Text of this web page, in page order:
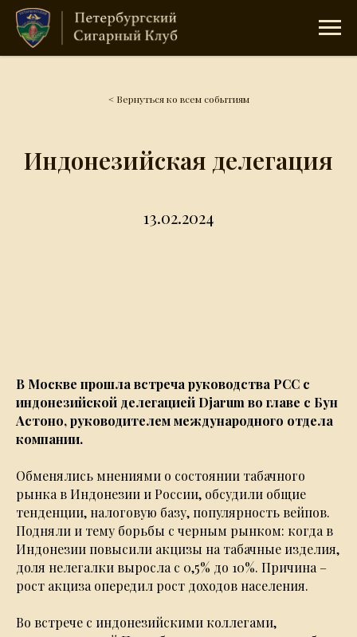
< Вернуться ко всем событиям
Индонезийская делегация
13.02.2024
В Москве прошла встреча руководства РСС с
индонезийской делегацией Djarum во главе с Бун
Астоно, руководителем международного отдела
компании.
Обменялись мнениями о состоянии табачного
рынка в Индонезии и России, обсудили общие
тенденции, налоговую базу, популярность вейпов.
Подняли и тему борьбы с черным рынком: когда в
Индонезии повысили акцизы на табачные изделия,
доля нелегалки выросла с 0,5% до 10%. Причина –
рост акциза опередил рост доходов населения.
Во встрече с индонезийскими коллегами,